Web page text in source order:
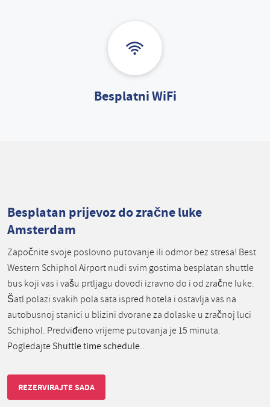
Besplatni WiFi
Besplatan prijevoz do zračne luke
Amsterdam
Započnite svoje poslovno putovanje ili odmor bez stresa! Best
Western Schiphol Airport nudi svim gostima besplatan shuttle
bus koji vas i vašu prtljagu dovodi izravno do i od zračne luke.
Šatl polazi svakih pola sata ispred hotela i ostavlja vas na
autobusnoj stanici u blizini dvorane za dolaske u zračnoj luci
Schiphol. Predviđeno vrijeme putovanja je 15 minuta.
PogledajteShuttle time schedule..
REZERVIRAJTE SADA